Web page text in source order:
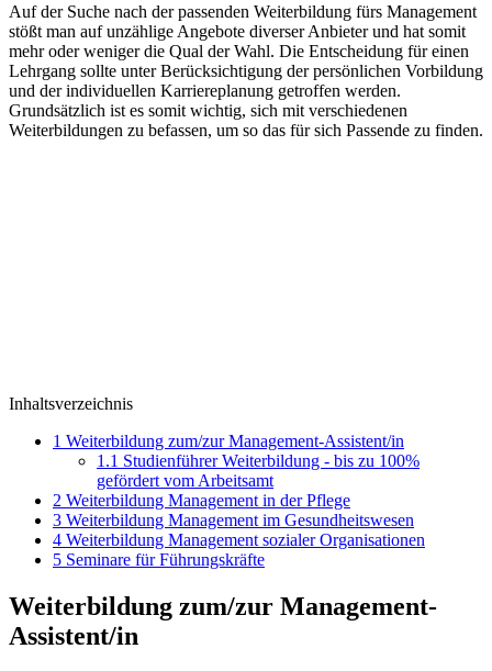
Auf der Suche nach der passenden Weiterbildung fürs Management
stößt man auf unzählige Angebote diverser Anbieter und hat somit
mehr oder weniger die Qual der Wahl. Die Entscheidung für einen
Lehrgang sollte unter Berücksichtigung der persönlichen Vorbildung
und der individuellen Karriereplanung getroffen werden.
Grundsätzlich ist es somit wichtig, sich mit verschiedenen
Weiterbildungen zu befassen, um so das für sich Passende zu finden.
Inhaltsverzeichnis
1 Weiterbildung zum/zur Management-Assistent/in
1.1 Studienführer Weiterbildung - bis zu 100%
gefördert vom Arbeitsamt
2 Weiterbildung Management in der Pflege
3 Weiterbildung Management im Gesundheitswesen
4 Weiterbildung Management sozialer Organisationen
5 Seminare für Führungskräfte
Weiterbildung zum/zur Management-
Assistent/in